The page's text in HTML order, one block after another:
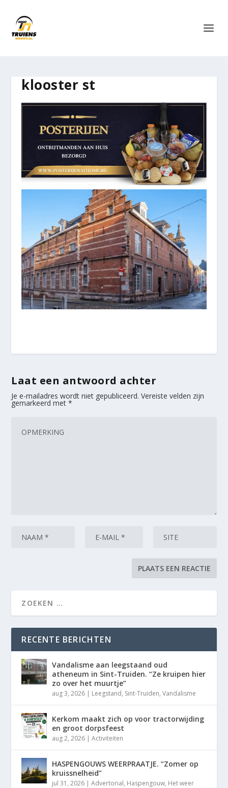
klooster st
Laat een antwoord achter
Je e-mailadres wordt niet gepubliceerd. Vereiste velden zijn
gemarkeerd met*
RECENTE BERICHTEN
Vandalisme aan leegstaand oud
atheneum in Sint-Truiden. “Ze kruipen hier
zo over het muurtje”
aug 3, 2026 | Leegstand, Sint-Truiden,Vandalisme
Kerkom maakt zich op voor tractorwijding
en groot dorpsfeest
aug 2, 2026 |Activiteiten
HASPENGOUWS WEERPRAATJE. “Zomer op
kruissnelheid”
jul 31, 2026 |Advertorial, Haspengouw, Het weer